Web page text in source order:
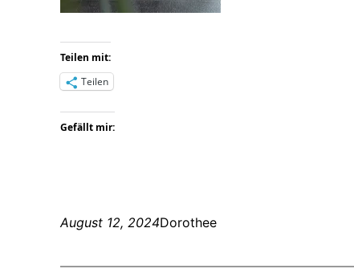
Teilen mit:
Teilen
Gefällt mir:
August 12, 2024Dorothee